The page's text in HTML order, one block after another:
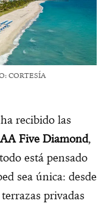
CORTESÍA
recibido las
Five Diamond,
está pensado
sea única: desde
privadas